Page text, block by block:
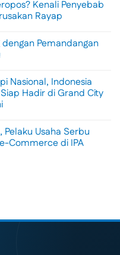
Kenali Penyebab
Rayap
Pemandangan
Nasional, Indonesia
Hadir di Grand City
Usaha Serbu
Commerce di IPA